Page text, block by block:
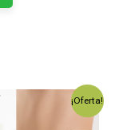
¡Oferta!